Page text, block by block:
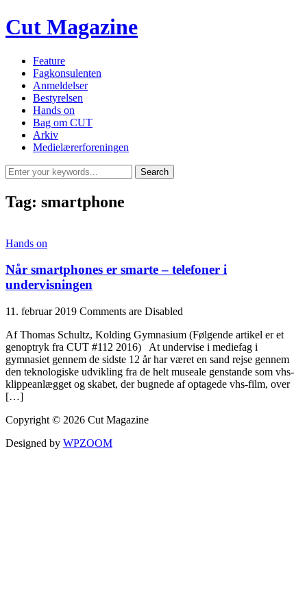
Cut Magazine
Feature
Fagkonsulenten
Anmeldelser
Bestyrelsen
Hands on
Bag om CUT
Arkiv
Medielærerforeningen
Tag: smartphone
Hands on
Når smartphones er smarte – telefoner i
undervisningen
11. februar 2019 Comments are Disabled
Af Thomas Schultz, Kolding Gymnasium (Følgende artikel er et
genoptryk fra CUT #112 2016) At undervise i mediefag i
gymnasiet gennem de sidste 12 år har været en sand rejse gennem
den teknologiske udvikling fra de helt museale genstande som vhs-
klippeanlægget og skabet, der bugnede af optagede vhs-film, over
[…]
Copyright © 2026 Cut Magazine
Designed by WPZOOM